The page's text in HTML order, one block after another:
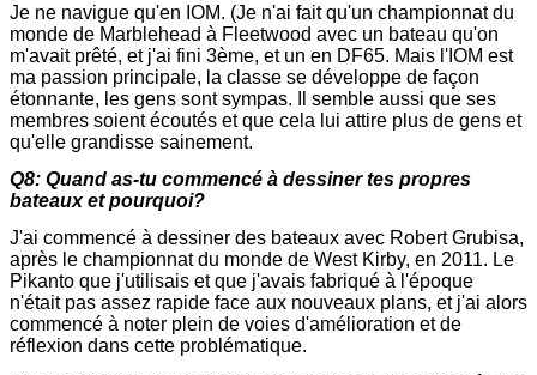
Je ne navigue qu'en IOM. (Je n'ai fait qu'un championnat du
monde de Marblehead à Fleetwood avec un bateau qu'on
m'avait prêté, et j'ai fini 3ème, et un en DF65. Mais l'IOM est
ma passion principale, la classe se développe de façon
étonnante, les gens sont sympas. Il semble aussi que ses
membres soient écoutés et que cela lui attire plus de gens et
qu'elle grandisse sainement.
Q8: Quand as-tu commencé à dessiner tes propres
bateaux et pourquoi?
J'ai commencé à dessiner des bateaux avec Robert Grubisa,
après le championnat du monde de West Kirby, en 2011. Le
Pikanto que j'utilisais et que j'avais fabriqué à l'époque
n'était pas assez rapide face aux nouveaux plans, et j'ai alors
commencé à noter plein de voies d'amélioration et de
réflexion dans cette problématique.